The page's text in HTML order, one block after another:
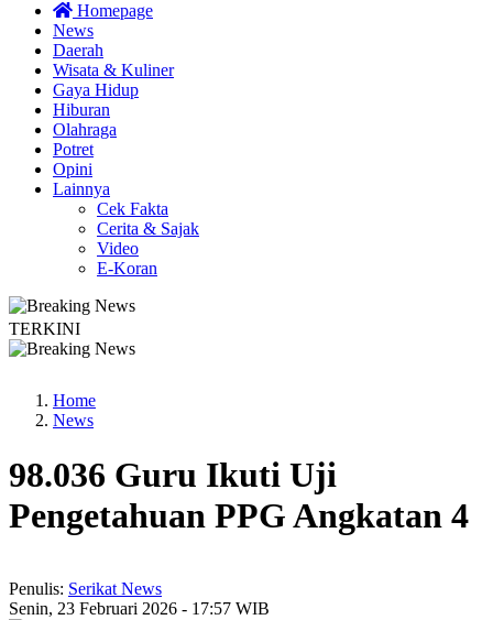
Homepage
News
Daerah
Wisata & Kuliner
Gaya Hidup
Hiburan
Olahraga
Potret
Opini
Lainnya
Cek Fakta
Cerita & Sajak
Video
E-Koran
TERKINI
Home
News
98.036 Guru Ikuti Uji
Pengetahuan PPG Angkatan 4
Penulis: Serikat News
Senin, 23 Februari 2026 - 17:57 WIB